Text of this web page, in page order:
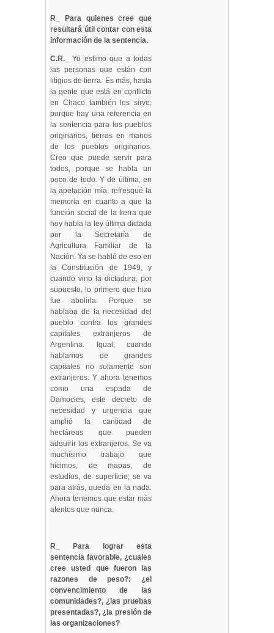
R_ Para quienes cree que
resultará útil contar con esta
información de la sentencia.
C.R._
Yo estimo que a todas
las personas que están con
litigios de tierra. Es más, hasta
la gente que está en conflicto
en Chaco también les sirve;
porque hay una referencia en
la sentencia para los pueblos
originarios, tierras en manos
de los pueblos originarios.
Creo que puede servir para
todos, porque se habla un
poco de todo. Y de última, en
la apelación mía, refresqué la
memoria en cuanto a que la
función social de la tierra que
hoy habla la ley última dictada
por la Secretaría de
Agricultura Familiar de la
Nación. Ya se habló de eso en
la Constitución de 1949, y
cuando vino la dictadura, por
supuesto, lo primero que hizo
fue abolirla. Porque se
hablaba de la necesidad del
pueblo contra los grandes
capitales extranjeros de
Argentina. Igual, cuando
hablamos de grandes
capitales no solamente son
extranjeros. Y ahora tenemos
como una espada de
Damocles, este decreto de
necesidad y urgencia que
amplió la cantidad de
hectáreas que pueden
adquirir los extranjeros. Se va
muchísimo trabajo que
hicimos, de mapas, de
estudios, de superficie; se va
para atrás, queda en la nada.
Ahora tenemos que estar más
atentos que nunca.
R_ Para lograr esta
sentencia favorable, ¿cuales
cree usted que fueron las
razones de peso?: ¿el
convencimiento de las
comunidades?, ¿las pruebas
presentadas?, ¿la presión de
las organizaciones?